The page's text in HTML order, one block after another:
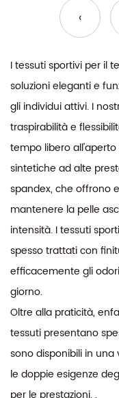
‹
I tessuti sportivi per il
soluzioni eleganti e
gli individui attivi. I
traspirabilità e
tempo libero all'aperto
sintetiche ad alte
spandex, che offrono
mantenere la pelle
intensità. I tessuti
spesso trattati con
efficacemente gli
giorno.
Oltre alla praticità,
tessuti presentano
sono disponibili in
le doppie esigenze